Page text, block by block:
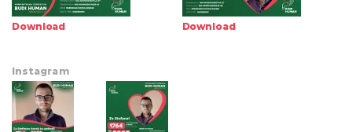
Download Download
Instagram